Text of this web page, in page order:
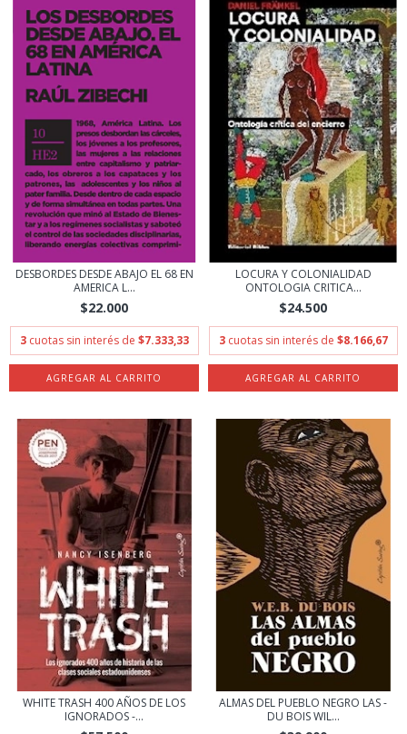
DESBORDES DESDE ABAJO EL 68 EN
AMERICA L...
$22.000
3 cuotas sin interés de $7.333,33
LOCURA Y COLONIALIDAD
ONTOLOGIA CRITICA...
$24.500
3 cuotas sin interés de $8.166,67
WHITE TRASH 400 AÑOS DE LOS
IGNORADOS -...
ALMAS DEL PUEBLO NEGRO LAS -
DU BOIS WIL...